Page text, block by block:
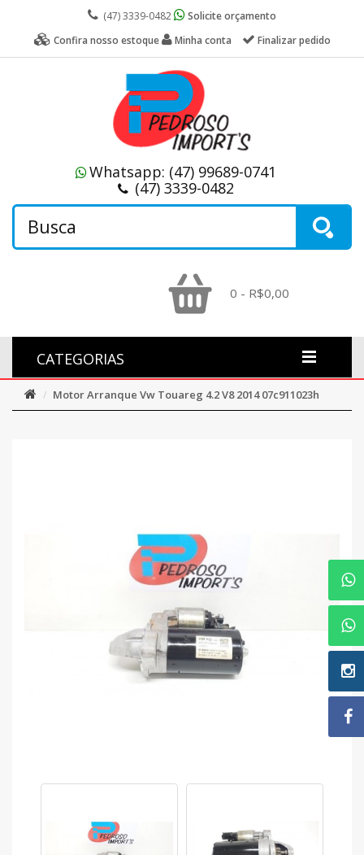
(47) 3339-0482
Solicite orçamento
Confira nosso estoque
Minha conta Finalizar pedido
Whatsapp: (47) 99689-0741
(47) 3339-0482
0 - R$0,00
CATEGORIAS
Motor Arranque Vw Touareg 4.2 V8 2014 07c911023h